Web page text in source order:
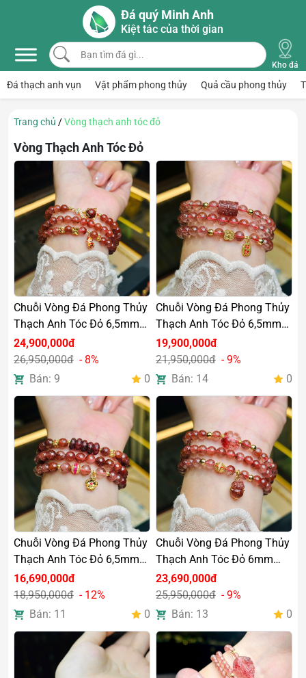
Skip to main content
Đá quý Minh Anh
Kiệt tác của thời gian
Bạn tìm đá gì...
Kho đá
Đá thạch anh vụn Vật phẩm phong thủy Quả cầu phong thủy
Trang chủ /Vòng thạch anh tóc đỏ
Vòng Thạch Anh Tóc Đỏ
Chuỗi Vòng Đá Phong Thủy
Thạch Anh Tóc Đỏ 6,5mm
Mix Hồ Ly Charm Vàng 18k
24,900,000đ
26,950,000đ - 8%
Bán: 9
0
Chuỗi Vòng Đá Phong Thủy
Thạch Anh Tóc Đỏ 6,5mm
Mix Lu Thống Charm Vàng
18k
19,900,000đ
21,950,000đ - 9%
Bán: 14
0
Chuỗi Vòng Đá Phong Thủy
Thạch Anh Tóc Đỏ 6,5mm
Mix Ngũ Điếu Charm Vàng
18k
16,690,000đ
18,950,000đ - 12%
Bán: 11
0
Chuỗi Vòng Đá Phong Thủy
Thạch Anh Tóc Đỏ 6mm
Mix Charm Vàng 18k
23,690,000đ
25,950,000đ - 9%
Bán: 13
0